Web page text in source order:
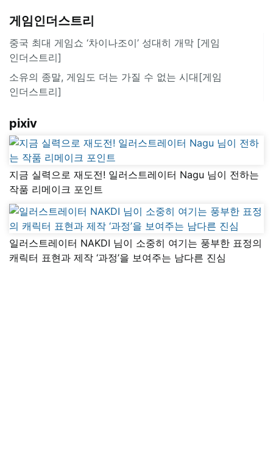
게임인더스트리
중국 최대 게임쇼 ‘차이나조이’ 성대히 개막 [게임
인더스트리]
소유의 종말, 게임도 더는 가질 수 없는 시대[게임
인더스트리]
pixiv
지금 실력으로 재도전! 일러스트레이터 Nagu 님이 전하는
작품 리메이크 포인트
일러스트레이터 NAKDI 님이 소중히 여기는 풍부한 표정의
캐릭터 표현과 제작 ‘과정’을 보여주는 남다른 진심